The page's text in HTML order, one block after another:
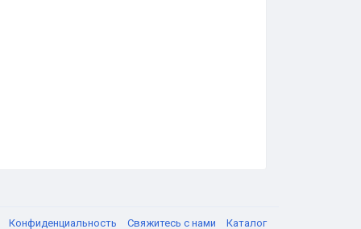
Конфиденциальность Свяжитесь с нами Каталог